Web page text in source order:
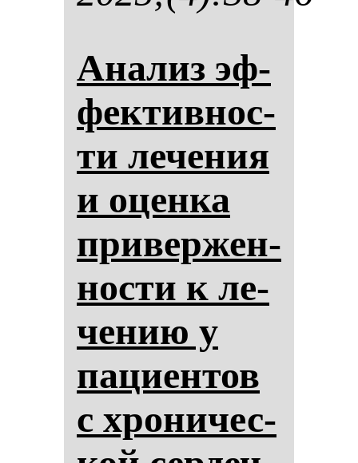
Ана­лиз эф­
фек­тив­нос­
ти ле­че­ния
и оцен­ка
при­вер­жен­
нос­ти к ле­
че­нию у
па­ци­ен­тов
с хро­ни­чес­